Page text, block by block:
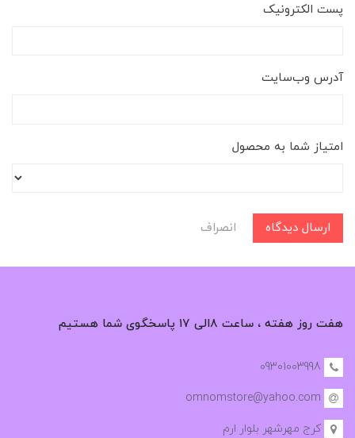
پست الکترونیک
آدرس وب‌سایت
امتیاز شما به محصول
ارسال دیدگاه انصراف
هفت روز هفته ، ساعت ۸الی ۱۷ پاسخگوی شما هستیم
09301003998
omnomstore@yahoo.com
کرج مهرشهر بلوار ارم